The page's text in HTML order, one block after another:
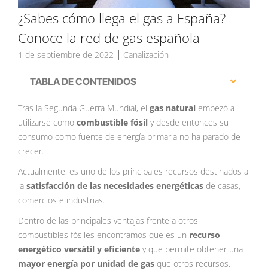
¿Sabes cómo llega el gas a España?
Conoce la red de gas española
1 de septiembre de 2022 Canalización
TABLA DE CONTENIDOS
Tras la Segunda Guerra Mundial, el gas natural empezó a
utilizarse como combustible fósil y desde entonces su
consumo como fuente de energía primaria no ha parado de
crecer.
Actualmente, es uno de los principales recursos destinados a
la satisfacción de las necesidades energéticas de casas,
comercios e industrias.
Dentro de las principales ventajas frente a otros
combustibles fósiles encontramos que es un recurso
energético versátil y eficiente y que permite obtener una
mayor energía por unidad de gas que otros recursos,